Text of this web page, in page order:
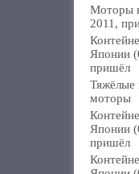
Моторы
2011,
Японии
пришёл
Тяжёлые
моторы
Японии
пришёл